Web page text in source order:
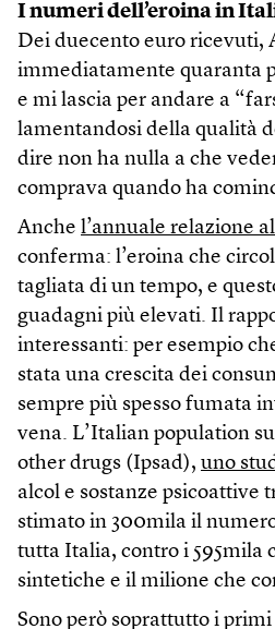
I numeri dell’eroina in
Dei duecento euro ricevuti,
immediatamente quaranta
e mi lascia per andare a
lamentandosi della qualità
dire non ha nulla a che
comprava quando ha
Anche l’annuale relazione
conferma: l’eroina che
tagliata di un tempo, e
guadagni più elevati. Il
interessanti: per esempio
stata una crescita dei
sempre più spesso fumata
vena. L’Italian population
other drugs (Ipsad), uno
alcol e sostanze psicoattive
stimato in 300mila il
tutta Italia, contro i 595mila
sintetiche e il milione che
Sono però soprattutto i